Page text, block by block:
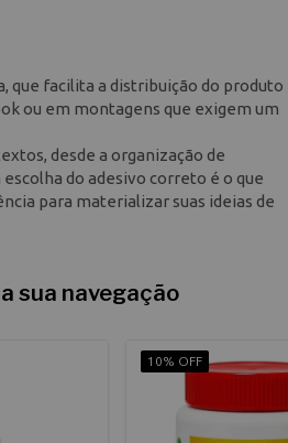
que facilita a distribuição do produto
ou em montagens que exigem um
desde a organização de
do adesivo correto é o que
para materializar suas ideias de
sua navegação
10% OFF